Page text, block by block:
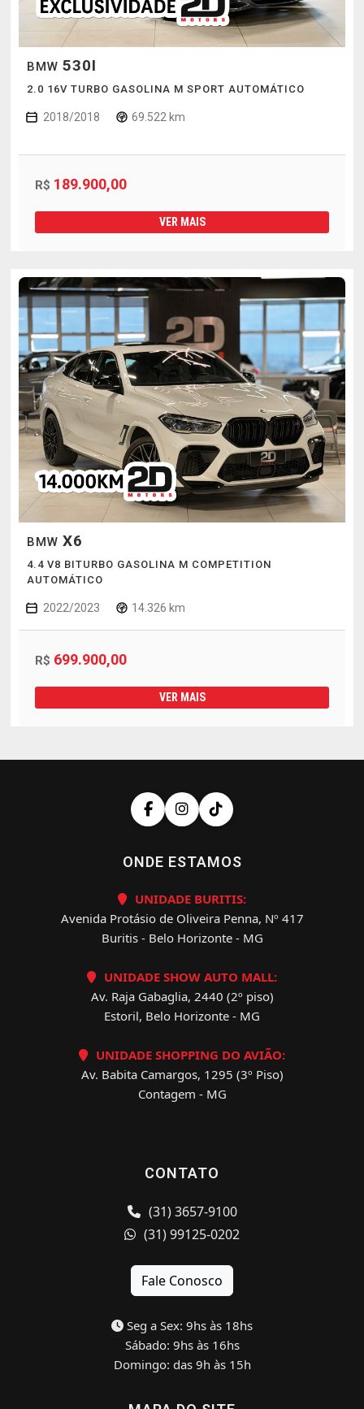
BMW 530I
2.0 16V TURBO GASOLINA M SPORT AUTOMÁTICO
2018/2018 69.522 km
R$ 189.900,00
VER MAIS
BMW X6
4.4 V8 BITURBO GASOLINA M COMPETITION
AUTOMÁTICO
2022/2023 14.326 km
R$ 699.900,00
VER MAIS
ONDE ESTAMOS
UNIDADE BURITIS:
Avenida Protásio de Oliveira Penna, Nº 417
Buritis - Belo Horizonte - MG
UNIDADE SHOW AUTO MALL:
Av. Raja Gabaglia, 2440 (2º piso)
Estoril, Belo Horizonte - MG
UNIDADE SHOPPING DO AVIÃO:
Av. Babita Camargos, 1295 (3º Piso)
Contagem - MG
CONTATO
(31) 3657-9100
(31) 99125-0202
Fale Conosco
Seg a Sex: 9hs às 18hs
Sábado: 9hs às 16hs
Domingo: das 9h às 15h